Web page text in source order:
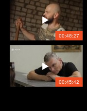
00:48:27
00:45:42